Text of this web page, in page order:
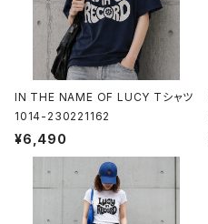
IN THE NAME OF LUCY Tシャツ
1014-230221162
¥6,490